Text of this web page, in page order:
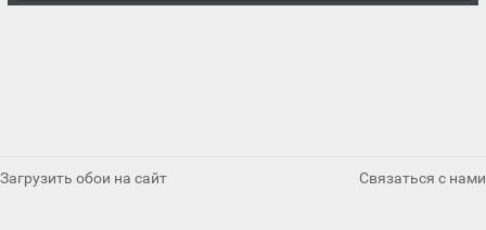
Загрузить обои на сайт Связаться с нами